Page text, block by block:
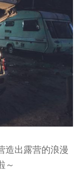
造出露营的浪漫
～